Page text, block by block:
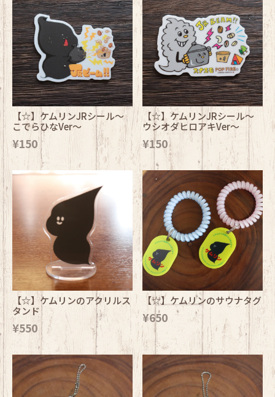
【☆】ケムリンJRシール～
こでらひなVer～
¥150
【☆】ケムリンJRシール～
ウシオダヒロアキVer～
¥150
【☆】ケムリンのアクリルス
タンド
¥550
【☆】ケムリンのサウナタグ
¥650